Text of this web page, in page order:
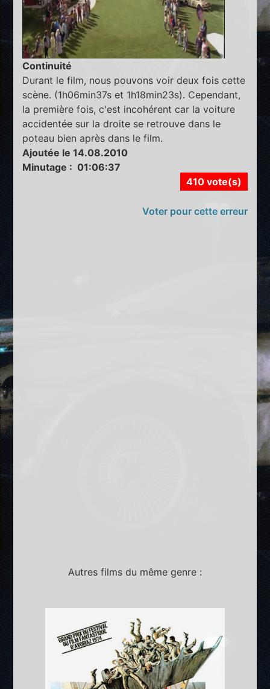
Continuité
Durant le film, nous pouvons voir deux fois cette
scène. (1h06min37s et 1h18min23s). Cependant,
la première fois, c'est incohérent car la voiture
accidentée sur la droite se retrouve dans le
poteau bien après dans le film.
Ajoutée le 14.08.2010
Minutage : 01:06:37
410 vote(s)
Voter pour cette erreur
Autres films du même genre :